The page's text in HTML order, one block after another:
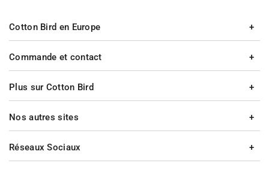
Commande et contact
Plus sur Cotton Bird
Cotton Bird en Europe
Nos autres sites
Réseaux Sociaux